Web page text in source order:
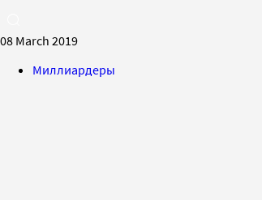
08 March 2019
Миллиардеры